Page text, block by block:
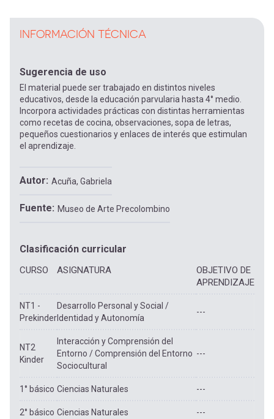
INFORMACIÓN TÉCNICA
Sugerencia de uso
El material puede ser trabajado en distintos niveles
educativos, desde la educación parvularia hasta 4° medio.
Incorpora actividades prácticas con distintas herramientas
como recetas de cocina, observaciones, sopa de letras,
pequeños cuestionarios y enlaces de interés que estimulan
el aprendizaje.
Autor Acuña, Gabriela
Fuente Museo de Arte Precolombino
Clasificación curricular
CURSO ASIGNATURA
OBJETIVO DE
APRENDIZAJE
NT1 -
Prekinder
Desarrollo Personal y Social /
Identidad y Autonomía
---
NT2
Kinder
Interacción y Comprensión del
Entorno / Comprensión del Entorno
Sociocultural
---
1° básico Ciencias Naturales ---
2° básico Ciencias Naturales ---